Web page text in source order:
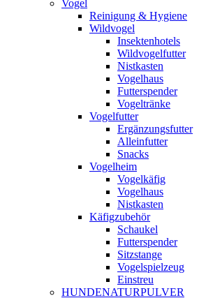
Vogel
Reinigung & Hygiene
Wildvogel
Insektenhotels
Wildvogelfutter
Nistkasten
Vogelhaus
Futterspender
Vogeltränke
Vogelfutter
Ergänzungsfutter
Alleinfutter
Snacks
Vogelheim
Vogelkäfig
Vogelhaus
Nistkasten
Käfigzubehör
Schaukel
Futterspender
Sitzstange
Vogelspielzeug
Einstreu
HUNDENATURPULVER